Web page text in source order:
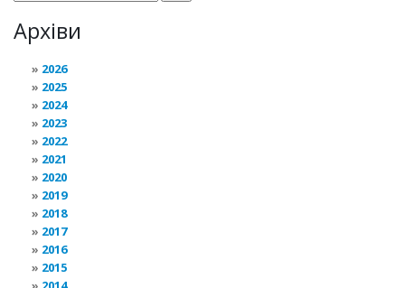
Архіви
2026
2025
2024
2023
2022
2021
2020
2019
2018
2017
2016
2015